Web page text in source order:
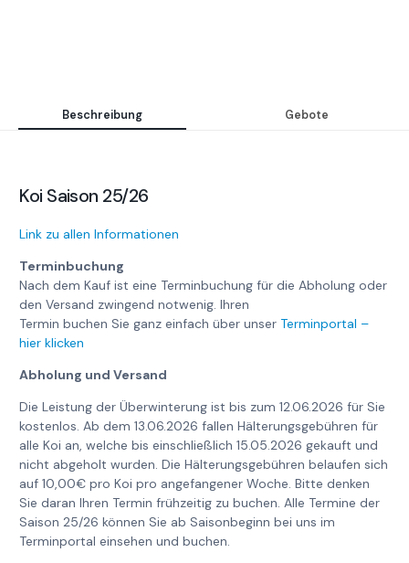
Beschreibung Gebote
Koi Saison 25/26
Link zu allen Informationen
Terminbuchung
Nach dem Kauf ist eine Terminbuchung für die Abholung oder
den Versand zwingend notwenig. Ihren
Termin buchen Sie ganz einfach über unserTerminportal –
hier klicken
Abholung und Versand
Die Leistung der Überwinterung ist bis zum 12.06.2026 für Sie
kostenlos. Ab dem 13.06.2026 fallen Hälterungsgebühren für
alle Koi an, welche bis einschließlich 15.05.2026 gekauft und
nicht abgeholt wurden. Die Hälterungsgebühren belaufen sich
auf 10,00€ pro Koi pro angefangener Woche. Bitte denken
Sie daran Ihren Termin frühzeitig zu buchen. Alle Termine der
Saison 25/26 können Sie ab Saisonbeginn bei uns im
Terminportal einsehen und buchen.